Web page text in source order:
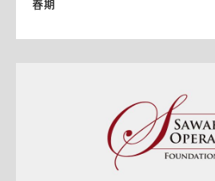
春期